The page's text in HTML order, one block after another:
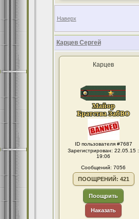
Наверх
Карцев Сергей
Карцев
ID пользователя #7687
Зарегистрирован: 22.05.15 :
19:06
Сообщений: 7056
ПООЩРЕНИЙ: 421
Поощрить
Наказать